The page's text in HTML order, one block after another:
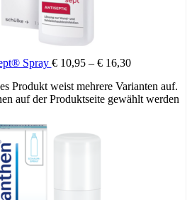
Spray €10,95– €16,30
Produkt weist mehrere Varianten auf.
auf der Produktseite gewählt werden